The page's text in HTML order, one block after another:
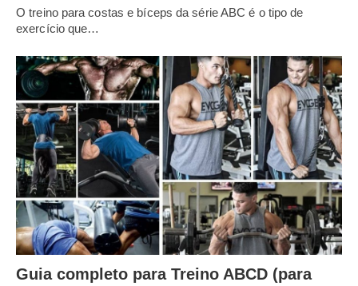
O treino para costas e bíceps da série ABC é o tipo de
exercício que…
Guia completo para Treino ABCD (para